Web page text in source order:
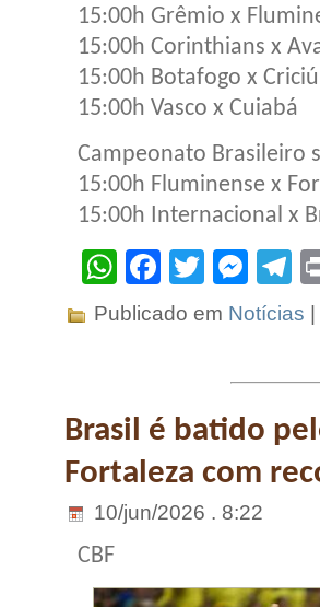
15:00h Grêmio x
15:00h Corinthians x
15:00h Botafogo x
15:00h Vasco x Cuiabá
Campeonato Brasileiro
15:00h Fluminense x
15:00h Internacional x
WhatsApp
Facebook
Twitter
Publicado em Notícias |
Brasil é batido
Fortaleza com
10/jun/2026 . 8:22
CBF